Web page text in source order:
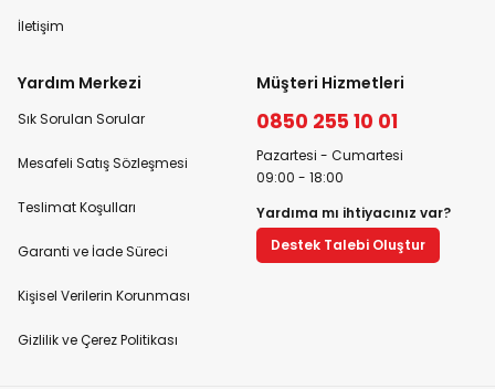
İletişim
Yardım Merkezi
Sık Sorulan Sorular
Mesafeli Satış Sözleşmesi
Teslimat Koşulları
Garanti ve İade Süreci
Kişisel Verilerin Korunması
Gizlilik ve Çerez Politikası
Müşteri Hizmetleri
0850 255 10 01
Pazartesi - Cumartesi
09:00 - 18:00
Yardıma mı ihtiyacınız var?
Destek Talebi Oluştur